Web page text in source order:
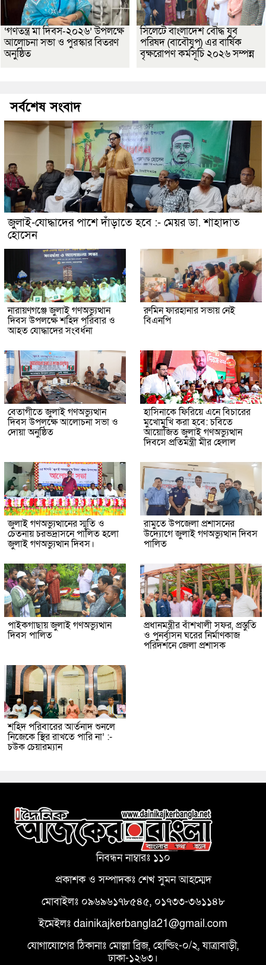
‘গণতন্ত্র মা দিবস-২০২৬’ উপলক্ষে
আলোচনা সভা ও পুরস্কার বিতরণ
অনুষ্ঠিত
সিলেটে বাংলাদেশ বৌদ্ধ যুব
পরিষদ (বাবৌযুপ) এর বার্ষিক
বৃক্ষরোপণ কর্মসূচি ২০২৬ সম্পন্ন
সর্বশেষ সংবাদ
জুলাই-যোদ্ধাদের পাশে দাঁড়াতে হবে :- মেয়র ডা. শাহাদাত
হোসেন
নারায়ণগঞ্জে জুলাই গণঅভ্যুত্থান
দিবস উপলক্ষে শহিদ পরিবার ও
আহত যোদ্ধাদের সংবর্ধনা
রুমিন ফারহানার সভায় নেই
বিএনপি
বেতাগীতে জুলাই গণঅভ্যুত্থান
দিবস উপলক্ষে আলোচনা সভা ও
দোয়া অনুষ্ঠিত
হাসিনাকে ফিরিয়ে এনে বিচারের
মুখোমুখি করা হবে: চবিতে
আয়োজিত জুলাই গণঅভ্যুত্থান
দিবসে প্রতিমন্ত্রী মীর হেলাল
জুলাই গণঅভ্যুত্থানের স্মৃতি ও
চেতনায় চরভদ্রাসনে পালিত হলো
জুলাই গণঅভ্যুত্থান দিবস।
রামুতে উপজেলা প্রশাসনের
উদ্যোগে জুলাই গণঅভ্যুত্থান দিবস
পালিত
পাইকগাছায় জুলাই গণঅভ্যুত্থান
দিবস পালিত
প্রধানমন্ত্রীর বাঁশখালী সফর, প্রস্তুতি
ও পুনর্বাসন ঘরের নির্মাণকাজ
পরিদর্শনে জেলা প্রশাসক
শহিদ পরিবারের আর্তনাদ শুনলে
নিজেকে স্থির রাখতে পারি না’ :-
চউক চেয়ারম্যান
নিবন্ধন নাম্বারঃ ১১০
প্রকাশক ও সম্পাদকঃ শেখ সুমন আহম্মেদ
মোবাইলঃ ০৯৬৯৬১৭৮৫৪৫, ০১৭৩৩-৩৬১১৪৮
ইমেইলঃ dainikajkerbangla21@gmail.com
যোগাযোগের ঠিকানাঃ মোল্লা ব্রিজ, হোল্ডিং-০/২, যাত্রাবাড়ী,
ঢাকা-১২৬৩।